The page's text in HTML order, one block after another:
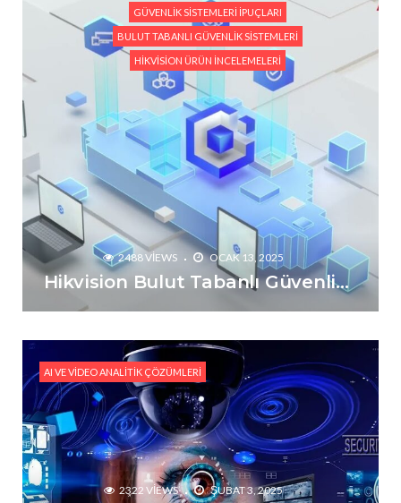
GÜVENLIK SISTEMLERI İPUÇLARI
BULUT TABANLI GÜVENLIK SISTEMLERI
HIKVISION ÜRÜN İNCELEMELERI
2488 VIEWS OCAK 13, 2025
Hikvision Bulut Tabanlı Güvenlik Sistemlerinin Avantajları
AI VE VIDEO ANALITIK ÇÖZÜMLERI
2322 VIEWS ŞUBAT 3, 2025